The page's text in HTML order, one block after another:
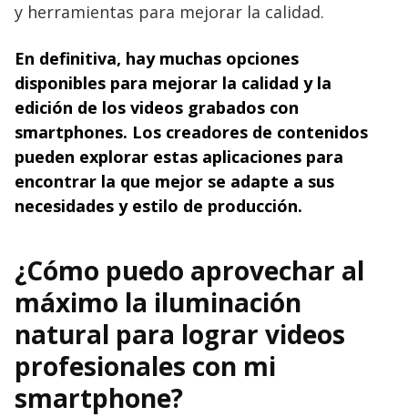
y herramientas para mejorar la calidad.
En definitiva, hay muchas opciones
disponibles para mejorar la calidad y la
edición de los videos grabados con
smartphones. Los creadores de contenidos
pueden explorar estas aplicaciones para
encontrar la que mejor se adapte a sus
necesidades y estilo de producción.
¿Cómo puedo aprovechar al
máximo la iluminación
natural para lograr videos
profesionales con mi
smartphone?